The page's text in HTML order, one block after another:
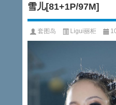
雪儿[81+1P/97M]
套图岛 Ligui丽柜